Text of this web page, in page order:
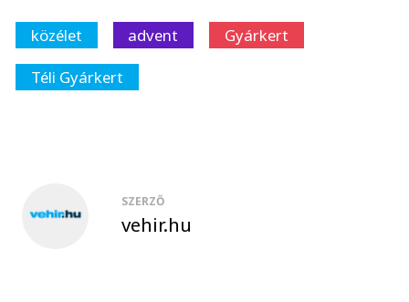
közélet advent
Gyárkert
Téli Gyárkert
SZERZŐ
vehir.hu